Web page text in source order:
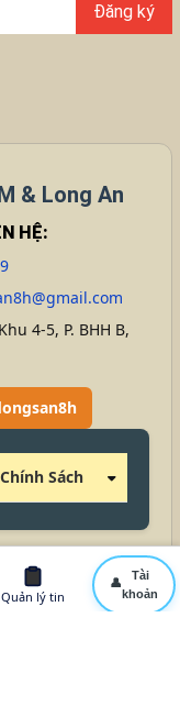
🤝 Liên Hệ Zalo
Đăng ký
& Long An
HỆ:
4-5, P. BHH B,
Sách
📃 Terms of Service
Quản lý tin
👤
Tài
khoản